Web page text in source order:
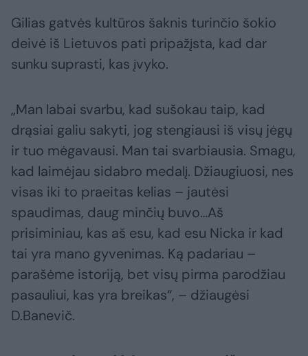
Gilias gatvės kultūros šaknis turinčio šokio
deivė iš Lietuvos pati pripažįsta, kad dar
sunku suprasti, kas įvyko.
„Man labai svarbu, kad sušokau taip, kad
drąsiai galiu sakyti, jog stengiausi iš visų jėgų
ir tuo mėgavausi. Man tai svarbiausia. Smagu,
kad laimėjau sidabro medalį. Džiaugiuosi, nes
visas iki to praeitas kelias – jautėsi
spaudimas, daug minčių buvo…Aš
prisiminiau, kas aš esu, kad esu Nicka ir kad
tai yra mano gyvenimas. Ką padariau –
parašėme istoriją, bet visų pirma parodžiau
pasauliui, kas yra breikas“, – džiaugėsi
D.Banevič.